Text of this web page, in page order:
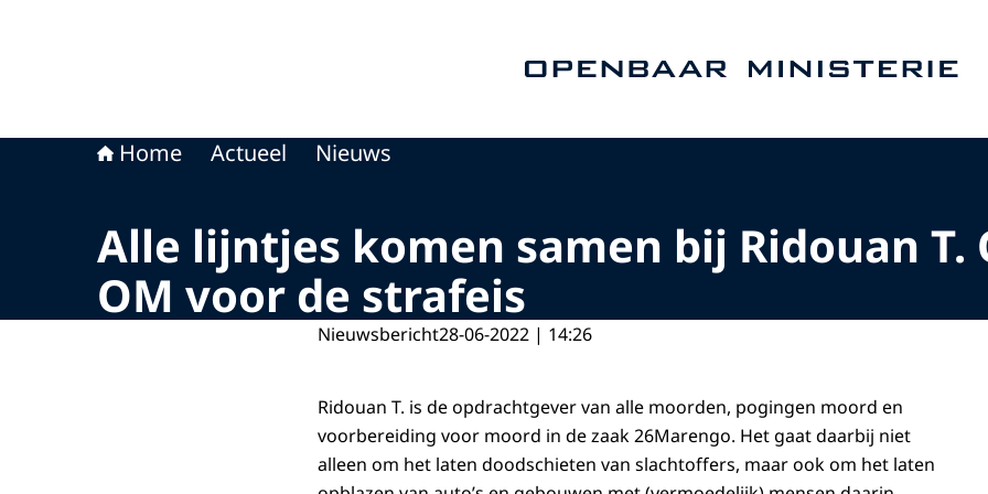
Home Actueel Nieuws
Alle lijntjes komen samen bij Ridouan T.
OM voor de strafeis
Nieuwsbericht28-06-2022 | 14:26
Ridouan T. is de opdrachtgever van alle moorden, pogingen moord en
voorbereiding voor moord in de zaak 26Marengo. Het gaat daarbij niet
alleen om het laten doodschieten van slachtoffers, maar ook om het laten